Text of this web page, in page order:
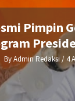
Pimpin
By Admin Redaksi / 4